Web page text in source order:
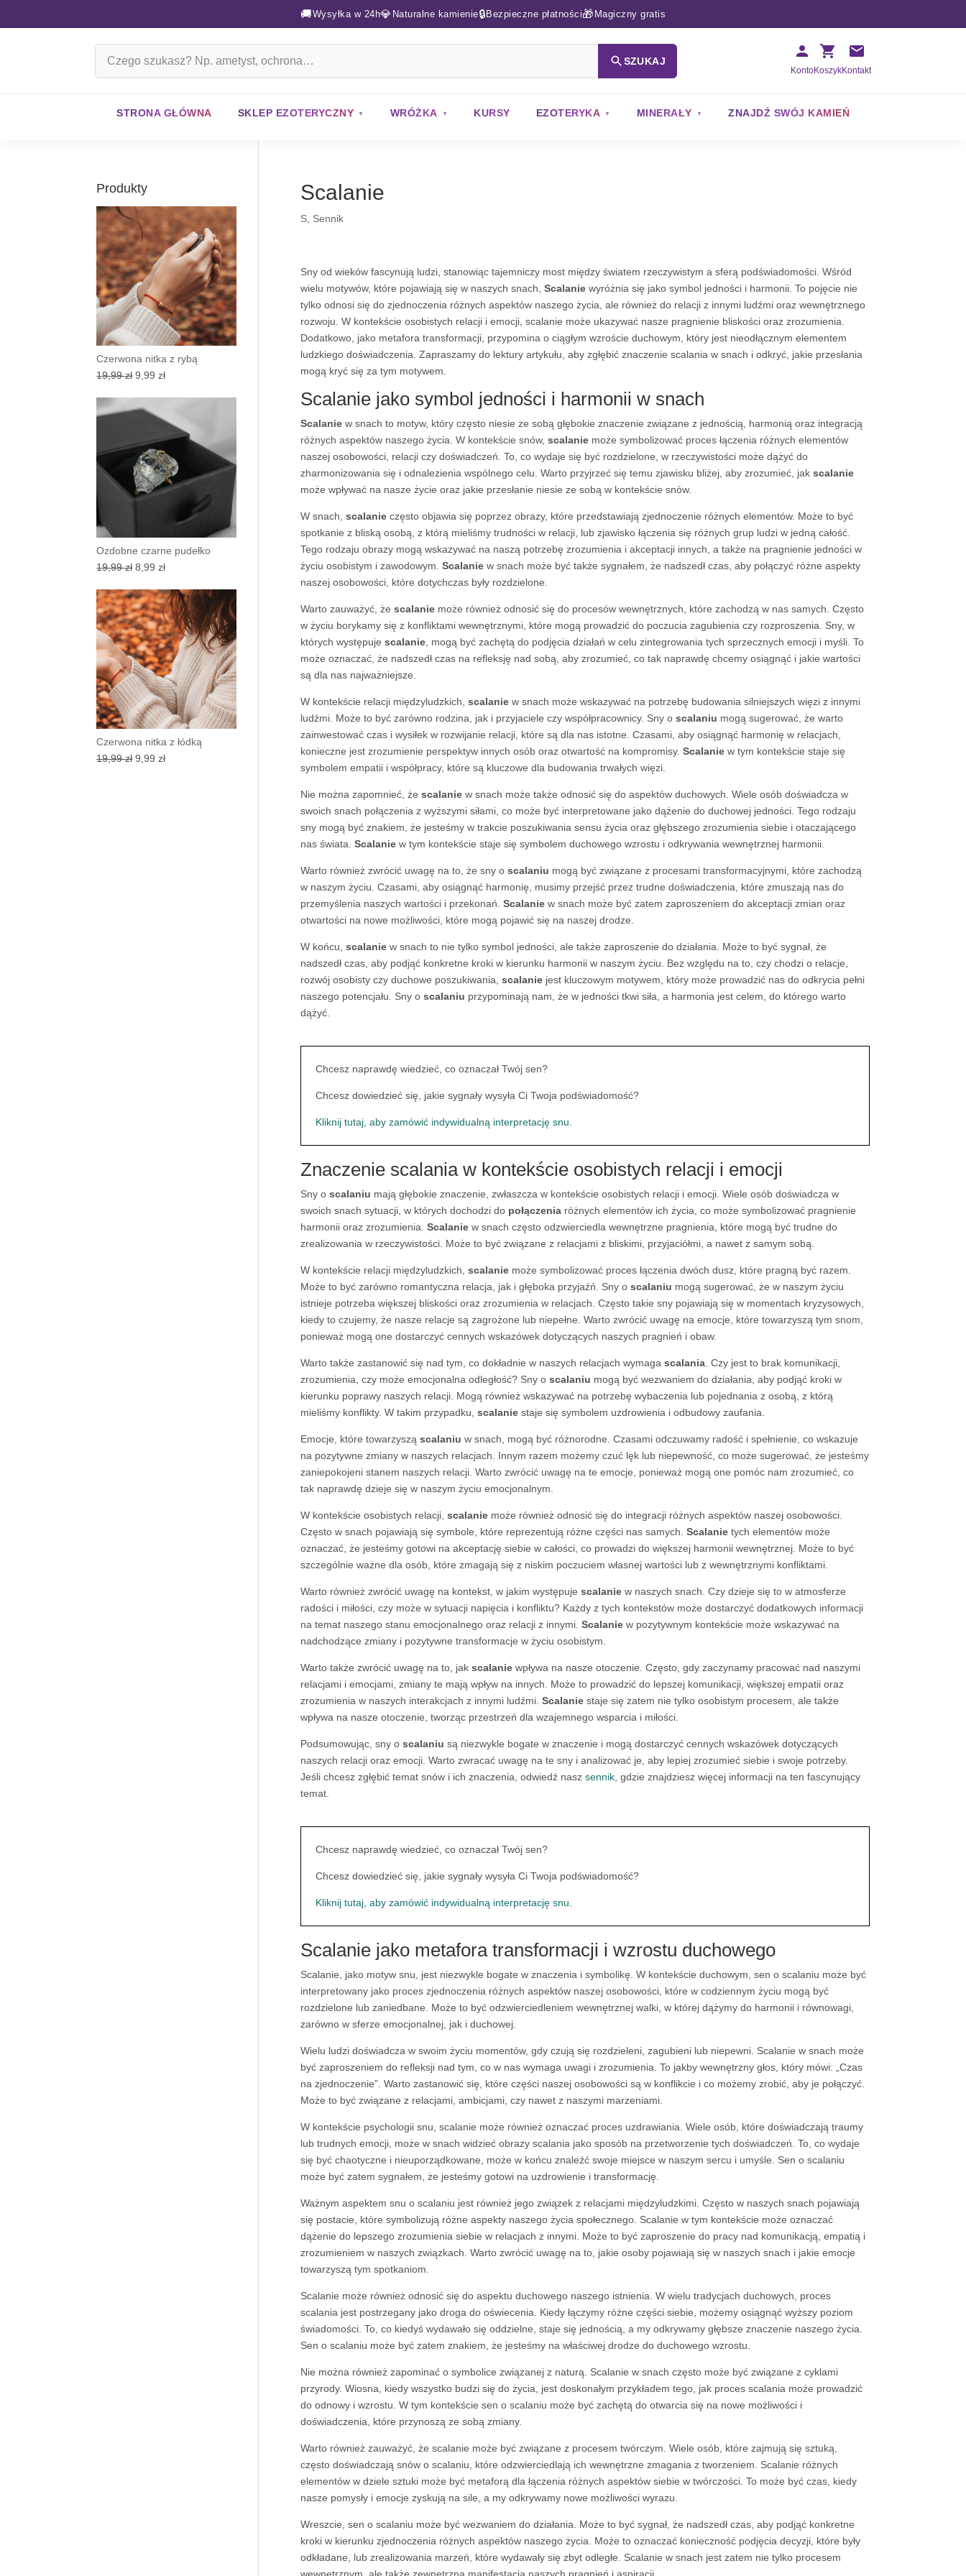
🚚Wysyłka w 24h💎 Naturalne kamienie🔒 Bezpieczne płatności🎁 Magiczny gratis
SZUKAJ
KontoKoszykKontakt
STRONA GŁÓWNA SKLEP EZOTERYCZNY WRÓŻKA KURSY EZOTERYKA MINERAŁY ZNAJDŹ SWÓJ KAMIEŃ
Scalanie
S, Sennik
Sny od wieków fascynują ludzi, stanowiąc tajemniczy most między światem rzeczywistym a sferą podświadomości. Wśród
wielu motywów, które pojawiają się w naszych snach, Scalaniewyróżnia się jako symbol jedności i harmonii. To pojęcie nie
tylko odnosi się do zjednoczenia różnych aspektów naszego życia, ale również do relacji z innymi ludźmi oraz wewnętrznego
rozwoju. W kontekście osobistych relacji i emocji, scalanie może ukazywać nasze pragnienie bliskości oraz zrozumienia.
Dodatkowo, jako metafora transformacji, przypomina o ciągłym wzroście duchowym, który jest nieodłącznym elementem
ludzkiego doświadczenia. Zapraszamy do lektury artykułu, aby zgłębić znaczenie scalania w snach i odkryć, jakie przesłania
mogą kryć się za tym motywem.
Scalanie jako symbol jedności i harmonii w snach
Scalaniew snach to motyw, który często niesie ze sobą głębokie znaczenie związane z jednością, harmonią oraz integracją
różnych aspektów naszego życia. W kontekście snów, scalaniemoże symbolizować proces łączenia różnych elementów
naszej osobowości, relacji czy doświadczeń. To, co wydaje się być rozdzielone, w rzeczywistości może dążyć do
zharmonizowania się i odnalezienia wspólnego celu. Warto przyjrzeć się temu zjawisku bliżej, aby zrozumieć, jak scalanie
może wpływać na nasze życie oraz jakie przesłanie niesie ze sobą w kontekście snów.
W snach, scalanieczęsto objawia się poprzez obrazy, które przedstawiają zjednoczenie różnych elementów. Może to być
spotkanie z bliską osobą, z którą mieliśmy trudności w relacji, lub zjawisko łączenia się różnych grup ludzi w jedną całość.
Tego rodzaju obrazy mogą wskazywać na naszą potrzebę zrozumienia i akceptacji innych, a także na pragnienie jedności w
życiu osobistym i zawodowym. Scalaniew snach może być także sygnałem, że nadszedł czas, aby połączyć różne aspekty
naszej osobowości, które dotychczas były rozdzielone.
Warto zauważyć, że scalaniemoże również odnosić się do procesów wewnętrznych, które zachodzą w nas samych. Często
w życiu borykamy się z konfliktami wewnętrznymi, które mogą prowadzić do poczucia zagubienia czy rozproszenia. Sny, w
których występuje scalanie, mogą być zachętą do podjęcia działań w celu zintegrowania tych sprzecznych emocji i myśli. To
może oznaczać, że nadszedł czas na refleksję nad sobą, aby zrozumieć, co tak naprawdę chcemy osiągnąć i jakie wartości
są dla nas najważniejsze.
W kontekście relacji międzyludzkich, scalaniew snach może wskazywać na potrzebę budowania silniejszych więzi z innymi
ludźmi. Może to być zarówno rodzina, jak i przyjaciele czy współpracownicy. Sny o scalaniu mogą sugerować, że warto
zainwestować czas i wysiłek w rozwijanie relacji, które są dla nas istotne. Czasami, aby osiągnąć harmonię w relacjach,
konieczne jest zrozumienie perspektyw innych osób oraz otwartość na kompromisy. Scalaniew tym kontekście staje się
symbolem empatii i współpracy, które są kluczowe dla budowania trwałych więzi.
Nie można zapomnieć, że scalaniew snach może także odnosić się do aspektów duchowych. Wiele osób doświadcza w
swoich snach połączenia z wyższymi siłami, co może być interpretowane jako dążenie do duchowej jedności. Tego rodzaju
sny mogą być znakiem, że jesteśmy w trakcie poszukiwania sensu życia oraz głębszego zrozumienia siebie i otaczającego
nas świata. Scalaniew tym kontekście staje się symbolem duchowego wzrostu i odkrywania wewnętrznej harmonii.
Warto również zwrócić uwagę na to, że sny o scalaniu mogą być związane z procesami transformacyjnymi, które zachodzą
w naszym życiu. Czasami, aby osiągnąć harmonię, musimy przejść przez trudne doświadczenia, które zmuszają nas do
przemyślenia naszych wartości i przekonań. Scalaniew snach może być zatem zaproszeniem do akceptacji zmian oraz
otwartości na nowe możliwości, które mogą pojawić się na naszej drodze.
W końcu, scalaniew snach to nie tylko symbol jedności, ale także zaproszenie do działania. Może to być sygnał, że
nadszedł czas, aby podjąć konkretne kroki w kierunku harmonii w naszym życiu. Bez względu na to, czy chodzi o relacje,
rozwój osobisty czy duchowe poszukiwania, scalaniejest kluczowym motywem, który może prowadzić nas do odkrycia pełni
naszego potencjału. Sny o scalaniu przypominają nam, że w jedności tkwi siła, a harmonia jest celem, do którego warto
dążyć.
Chcesz naprawdę wiedzieć, co oznaczał Twój sen?
Chcesz dowiedzieć się, jakie sygnały wysyła Ci Twoja podświadomość?
Kliknij tutaj, aby zamówić indywidualną interpretację snu.
Znaczenie scalania w kontekście osobistych relacji i emocji
Sny o scalaniu mają głębokie znaczenie, zwłaszcza w kontekście osobistych relacji i emocji. Wiele osób doświadcza w
swoich snach sytuacji, w których dochodzi do połączeniaróżnych elementów ich życia, co może symbolizować pragnienie
harmonii oraz zrozumienia. Scalaniew snach często odzwierciedla wewnętrzne pragnienia, które mogą być trudne do
zrealizowania w rzeczywistości. Może to być związane z relacjami z bliskimi, przyjaciółmi, a nawet z samym sobą.
W kontekście relacji międzyludzkich, scalaniemoże symbolizować proces łączenia dwóch dusz, które pragną być razem.
Może to być zarówno romantyczna relacja, jak i głęboka przyjaźń. Sny o scalaniu mogą sugerować, że w naszym życiu
istnieje potrzeba większej bliskości oraz zrozumienia w relacjach. Często takie sny pojawiają się w momentach kryzysowych,
kiedy to czujemy, że nasze relacje są zagrożone lub niepełne. Warto zwrócić uwagę na emocje, które towarzyszą tym snom,
ponieważ mogą one dostarczyć cennych wskazówek dotyczących naszych pragnień i obaw.
Warto także zastanowić się nad tym, co dokładnie w naszych relacjach wymaga scalania. Czy jest to brak komunikacji,
zrozumienia, czy może emocjonalna odległość? Sny o scalaniu mogą być wezwaniem do działania, aby podjąć kroki w
kierunku poprawy naszych relacji. Mogą również wskazywać na potrzebę wybaczenia lub pojednania z osobą, z którą
mieliśmy konflikty. W takim przypadku, scalaniestaje się symbolem uzdrowienia i odbudowy zaufania.
Emocje, które towarzyszą scalaniu w snach, mogą być różnorodne. Czasami odczuwamy radość i spełnienie, co wskazuje
na pozytywne zmiany w naszych relacjach. Innym razem możemy czuć lęk lub niepewność, co może sugerować, że jesteśmy
zaniepokojeni stanem naszych relacji. Warto zwrócić uwagę na te emocje, ponieważ mogą one pomóc nam zrozumieć, co
tak naprawdę dzieje się w naszym życiu emocjonalnym.
W kontekście osobistych relacji, scalaniemoże również odnosić się do integracji różnych aspektów naszej osobowości.
Często w snach pojawiają się symbole, które reprezentują różne części nas samych. Scalanietych elementów może
oznaczać, że jesteśmy gotowi na akceptację siebie w całości, co prowadzi do większej harmonii wewnętrznej. Może to być
szczególnie ważne dla osób, które zmagają się z niskim poczuciem własnej wartości lub z wewnętrznymi konfliktami.
Warto również zwrócić uwagę na kontekst, w jakim występuje scalaniew naszych snach. Czy dzieje się to w atmosferze
radości i miłości, czy może w sytuacji napięcia i konfliktu? Każdy z tych kontekstów może dostarczyć dodatkowych informacji
na temat naszego stanu emocjonalnego oraz relacji z innymi. Scalaniew pozytywnym kontekście może wskazywać na
nadchodzące zmiany i pozytywne transformacje w życiu osobistym.
Warto także zwrócić uwagę na to, jak scalaniewpływa na nasze otoczenie. Często, gdy zaczynamy pracować nad naszymi
relacjami i emocjami, zmiany te mają wpływ na innych. Może to prowadzić do lepszej komunikacji, większej empatii oraz
zrozumienia w naszych interakcjach z innymi ludźmi. Scalaniestaje się zatem nie tylko osobistym procesem, ale także
wpływa na nasze otoczenie, tworząc przestrzeń dla wzajemnego wsparcia i miłości.
Podsumowując, sny o scalaniu są niezwykle bogate w znaczenie i mogą dostarczyć cennych wskazówek dotyczących
naszych relacji oraz emocji. Warto zwracać uwagę na te sny i analizować je, aby lepiej zrozumieć siebie i swoje potrzeby.
Jeśli chcesz zgłębić temat snów i ich znaczenia, odwiedź nasz sennik, gdzie znajdziesz więcej informacji na ten fascynujący
temat.
Chcesz naprawdę wiedzieć, co oznaczał Twój sen?
Chcesz dowiedzieć się, jakie sygnały wysyła Ci Twoja podświadomość?
Kliknij tutaj, aby zamówić indywidualną interpretację snu.
Scalanie jako metafora transformacji i wzrostu duchowego
Scalanie, jako motyw snu, jest niezwykle bogate w znaczenia i symbolikę. W kontekście duchowym, sen o scalaniu może być
interpretowany jako proces zjednoczenia różnych aspektów naszej osobowości, które w codziennym życiu mogą być
rozdzielone lub zaniedbane. Może to być odzwierciedleniem wewnętrznej walki, w której dążymy do harmonii i równowagi,
zarówno w sferze emocjonalnej, jak i duchowej.
Wielu ludzi doświadcza w swoim życiu momentów, gdy czują się rozdzieleni, zagubieni lub niepewni. Scalanie w snach może
być zaproszeniem do refleksji nad tym, co w nas wymaga uwagi i zrozumienia. To jakby wewnętrzny głos, który mówi: „Czas
na zjednoczenie”. Warto zastanowić się, które części naszej osobowości są w konflikcie i co możemy zrobić, aby je połączyć.
Może to być związane z relacjami, ambicjami, czy nawet z naszymi marzeniami.
W kontekście psychologii snu, scalanie może również oznaczać proces uzdrawiania. Wiele osób, które doświadczają traumy
lub trudnych emocji, może w snach widzieć obrazy scalania jako sposób na przetworzenie tych doświadczeń. To, co wydaje
się być chaotyczne i nieuporządkowane, może w końcu znaleźć swoje miejsce w naszym sercu i umyśle. Sen o scalaniu
może być zatem sygnałem, że jesteśmy gotowi na uzdrowienie i transformację.
Ważnym aspektem snu o scalaniu jest również jego związek z relacjami międzyludzkimi. Często w naszych snach pojawiają
się postacie, które symbolizują różne aspekty naszego życia społecznego. Scalanie w tym kontekście może oznaczać
dążenie do lepszego zrozumienia siebie w relacjach z innymi. Może to być zaproszenie do pracy nad komunikacją, empatią i
zrozumieniem w naszych związkach. Warto zwrócić uwagę na to, jakie osoby pojawiają się w naszych snach i jakie emocje
towarzyszą tym spotkaniom.
Scalanie może również odnosić się do aspektu duchowego naszego istnienia. W wielu tradycjach duchowych, proces
scalania jest postrzegany jako droga do oświecenia. Kiedy łączymy różne części siebie, możemy osiągnąć wyższy poziom
świadomości. To, co kiedyś wydawało się oddzielne, staje się jednością, a my odkrywamy głębsze znaczenie naszego życia.
Sen o scalaniu może być zatem znakiem, że jesteśmy na właściwej drodze do duchowego wzrostu.
Nie można również zapominać o symbolice związanej z naturą. Scalanie w snach często może być związane z cyklami
przyrody. Wiosna, kiedy wszystko budzi się do życia, jest doskonałym przykładem tego, jak proces scalania może prowadzić
do odnowy i wzrostu. W tym kontekście sen o scalaniu może być zachętą do otwarcia się na nowe możliwości i
doświadczenia, które przynoszą ze sobą zmiany.
Warto również zauważyć, że scalanie może być związane z procesem twórczym. Wiele osób, które zajmują się sztuką,
często doświadczają snów o scalaniu, które odzwierciedlają ich wewnętrzne zmagania z tworzeniem. Scalanie różnych
elementów w dziele sztuki może być metaforą dla łączenia różnych aspektów siebie w twórczości. To może być czas, kiedy
nasze pomysły i emocje zyskują na sile, a my odkrywamy nowe możliwości wyrazu.
Wreszcie, sen o scalaniu może być wezwaniem do działania. Może to być sygnał, że nadszedł czas, aby podjąć konkretne
kroki w kierunku zjednoczenia różnych aspektów naszego życia. Może to oznaczać konieczność podjęcia decyzji, które były
odkładane, lub zrealizowania marzeń, które wydawały się zbyt odległe. Scalanie w snach jest zatem nie tylko procesem
wewnętrznym, ale także zewnętrzną manifestacją naszych pragnień i aspiracji.
Produkty
Czerwona nitka z rybą
19,99zł Pierwotna
wynosiła:
19,99 zł.
9,99złAktualna
9,99 zł.
Ozdobne czarne pudełko
19,99zł Pierwotna
wynosiła:
19,99 zł.
8,99złAktualna
wynosi:
8,99 zł.
Czerwona nitka z łódką
19,99zł Pierwotna
9,99złAktualna